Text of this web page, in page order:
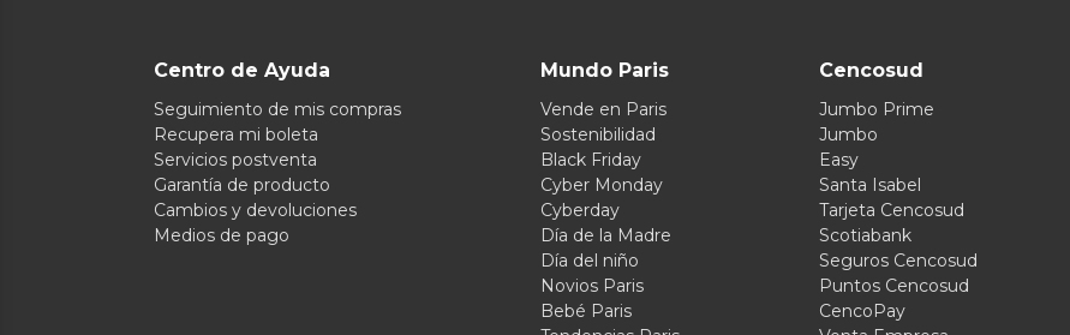
Centro de Ayuda
Seguimiento de mis compras
Recupera mi boleta
Servicios postventa
Garantía de producto
Cambios y devoluciones
Medios de pago
Mundo Paris
Vende en Paris
Sostenibilidad
Black Friday
Cyber Monday
Cyberday
Día de la Madre
Día del niño
Novios Paris
Bebé Paris
Cencosud
Jumbo Prime
Jumbo
Easy
Santa Isabel
Tarjeta Cencosud
Scotiabank
Seguros Cencosud
Puntos Cencosud
CencoPay